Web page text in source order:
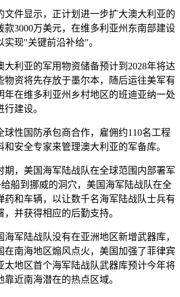
文件显示，正计划进一步扩大澳大利亚的
款3000万美元，在维多利亚州东南部建设
现"关键前沿补给"。
大利亚的军用物资储备预计到2028年将达
物资将先存放于墨尔本，随后运往美军有
年在维多利亚州乡村地区的班迪亚纳一处
建设。
球性国防承包商合作，雇佣约110名工程
安全专家来管理澳大利亚的军备库。
期，美国海军陆战队在全球范围内部署军
船到挪威的洞穴，美国海军陆战队在全
药和车辆，以让数千名海军陆战队士兵有
并获得相应的后勤支持。
军陆战队没有在亚洲地区新增武器库，
在南海地区煽风点火，美国加强了菲律宾
太地区首个海军陆战队武器库预计今年将
近南海潜在的热点区域。